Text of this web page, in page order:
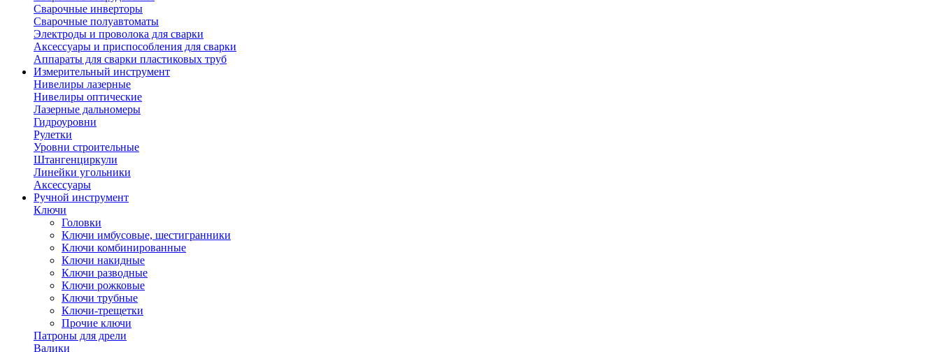
Сварочные инверторы
Сварочные полуавтоматы
Электроды и проволока для сварки
Аксессуары и приспособления для сварки
Аппараты для сварки пластиковых труб
Измерительный инструмент
Нивелиры лазерные
Нивелиры оптические
Лазерные дальномеры
Гидроуровни
Рулетки
Уровни строительные
Штангенциркули
Линейки угольники
Аксессуары
Ручной инструмент
Ключи
Головки
Ключи имбусовые, шестигранники
Ключи комбинированные
Ключи накидные
Ключи разводные
Ключи рожковые
Ключи трубные
Ключи-трещетки
Прочие ключи
Патроны для дрели
Валики